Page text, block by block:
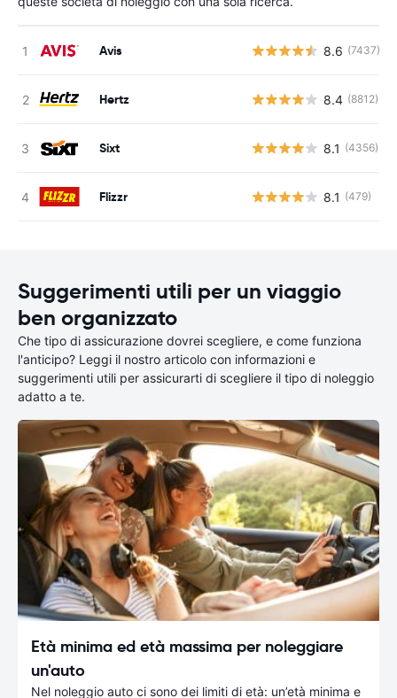
Avis 8.6 (7437)
Hertz 8.4 (8812)
Sixt 8.1 (4356)
Flizzr 8.1 (479)
Suggerimenti utili per un viaggio
ben organizzato
Che tipo di assicurazione dovrei scegliere, e come funziona
l'anticipo? Leggi il nostro articolo con informazioni e
suggerimenti utili per assicurarti di scegliere il tipo di noleggio
adatto a te.
Età minima ed età massima per noleggiare
un'auto
Nel noleggio auto ci sono dei limiti di età: un’età minima e